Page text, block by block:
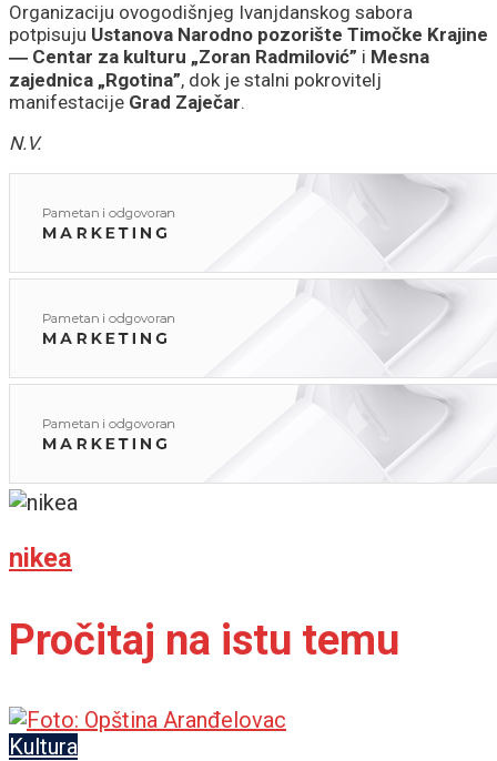
Organizaciju ovogodišnjeg Ivanjdanskog sabora
potpisuju Ustanova Narodno pozorište Timočke Krajine
― Centar za kulturu „Zoran Radmilović” i Mesna
zajednica „Rgotina”, dok je stalni pokrovitelj
manifestacije Grad Zaječar.
N.V.
nikea
Pročitaj na istu temu
Kultura